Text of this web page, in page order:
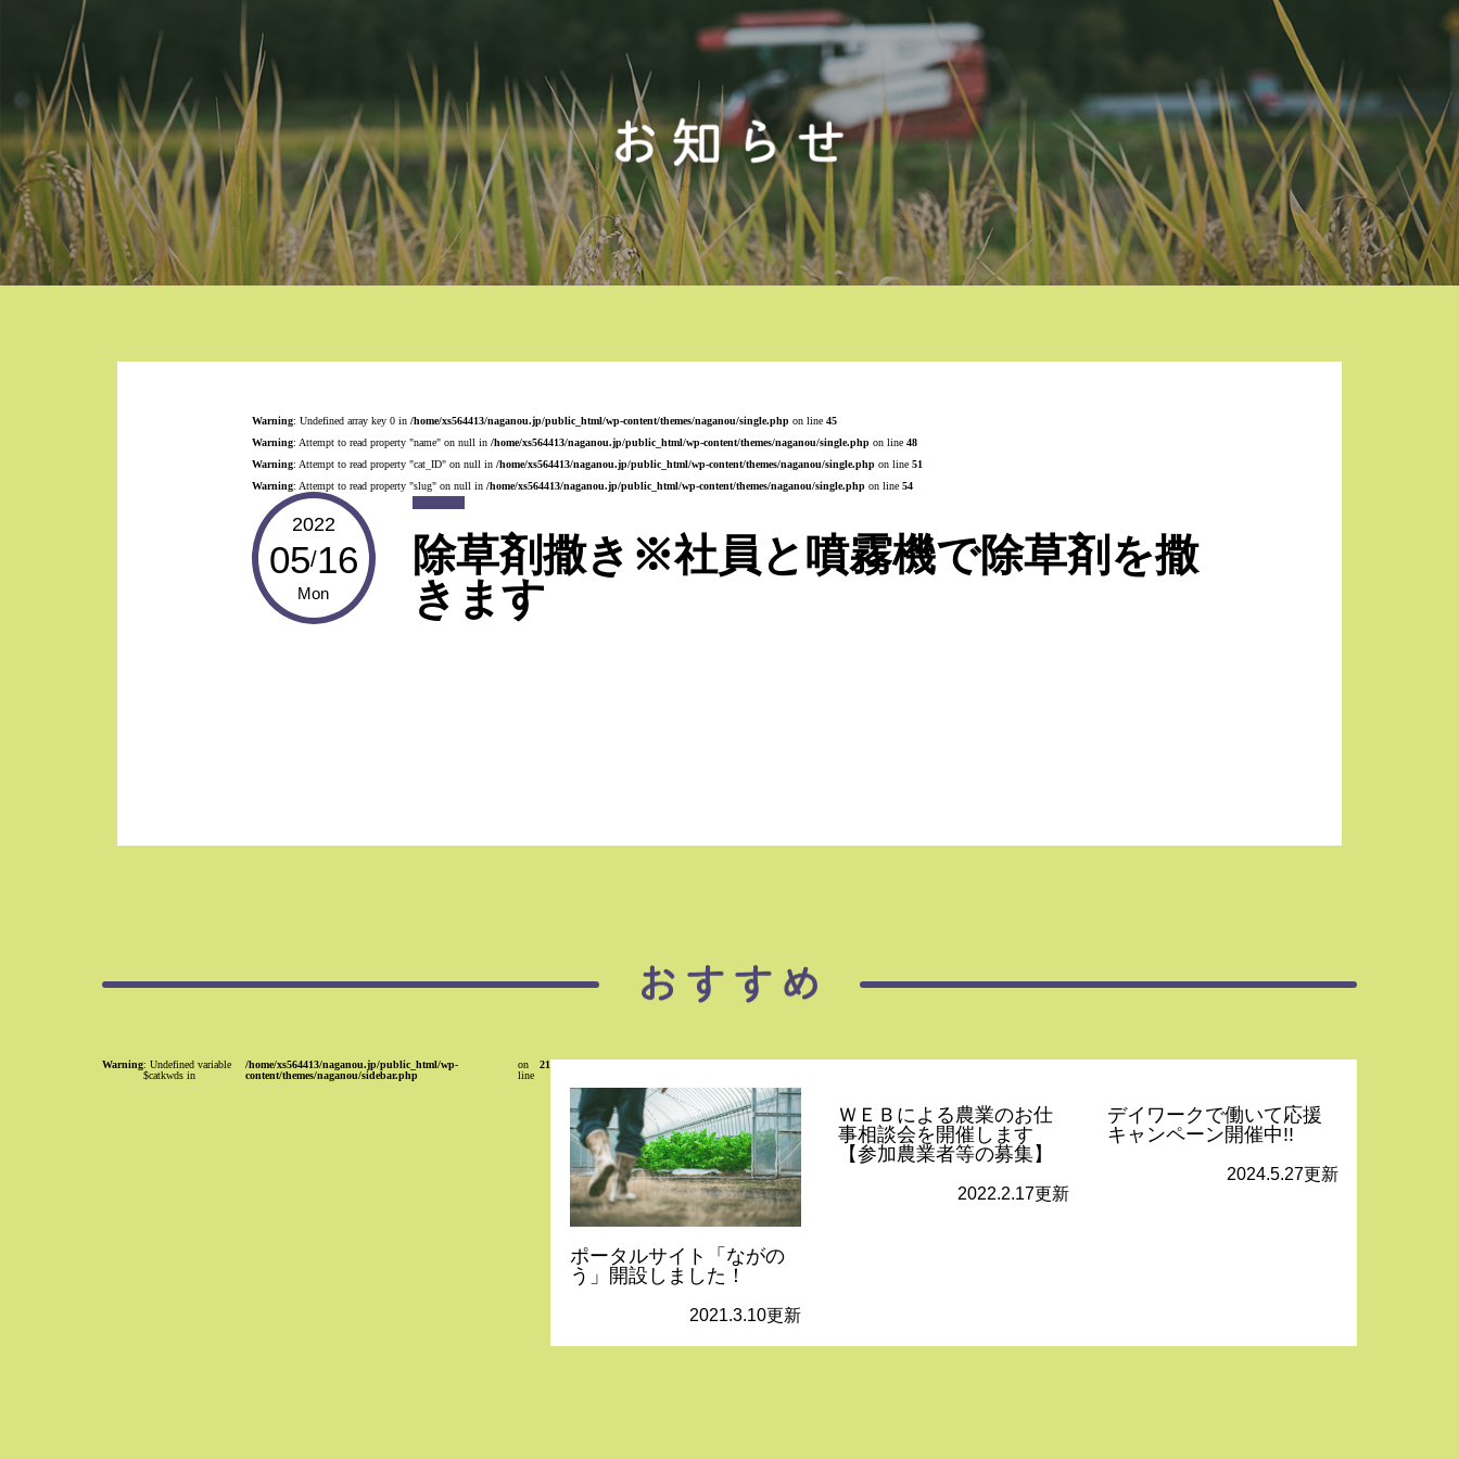
Warning: Undefined array key 0 in /home/xs564413/naganou.jp/public_html/wp-content/themes/naganou/single.phpon line 45
Warning: Attempt to read property "name" on null in /home/xs564413/naganou.jp/public_html/wp-content/themes/naganou/single.phpon line 48
Warning: Attempt to read property "cat_ID" on null in /home/xs564413/naganou.jp/public_html/wp-content/themes/naganou/single.phpon line 51
Warning: Attempt to read property "slug" on null in /home/xs564413/naganou.jp/public_html/wp-content/themes/naganou/single.phpon line 54
2022
05/16
Mon
除草剤撒き※社員と噴霧機で除草剤を撒
きます
Warning: Undefined variable
$catkwds in
/home/xs564413/naganou.jp/public_html/wp-
content/themes/naganou/sidebar.php
on
line
21
ポータルサイト「ながの
う」開設しました！
2021.3.10更新
ＷＥＢによる農業のお仕
事相談会を開催します
【参加農業者等の募集】
2022.2.17更新
デイワークで働いて応援
キャンペーン開催中!!
2024.5.27更新